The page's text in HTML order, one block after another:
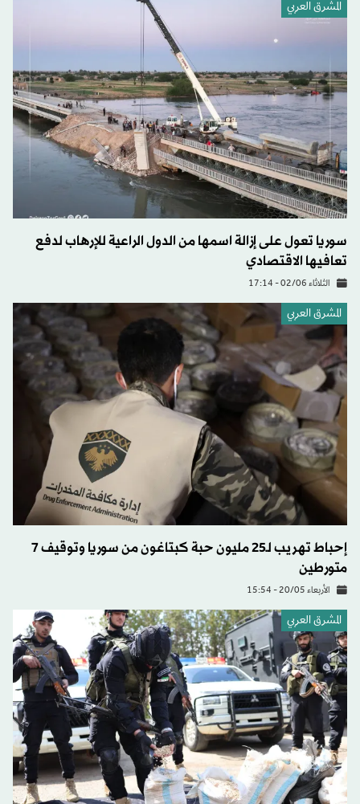
المشرق العربي
سوريا تعول على إزالة اسمها من الدول الراعية للإرهاب لدفع
تعافيها الاقتصادي
الثلاثاء 02/06 - 17:14
المشرق العربي
إحباط تهريب لـ25 مليون حبة كبتاغون من سوريا وتوقيف 7
متورطين
الأربعاء 20/05 - 15:54
المشرق العربي